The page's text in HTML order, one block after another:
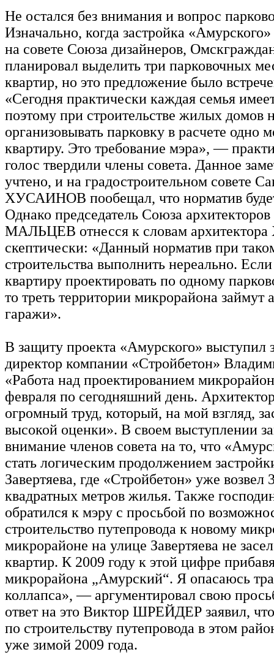
Не остался без внимания и вопрос
Изначально, когда застройка
на совете Союза дизайнеров,
планировал выделить три парковочных
квартир, но это предложение было
«Сегодня практически каждая семья
поэтому при строительстве жилых домов
организовывать парковку в расчете одно
квартиру. Это требование мэра», —
голос твердили члены совета. Данное
учтено, и на градостроительном совете
ХУСАИНОВ пообещал, что норматив
Однако председатель Союза
МАЛЬЦЕВ отнесся к словам
скептически: «Данный норматив при
строительства выполнить нереально.
квартиру проектировать по одному
то треть территории микрорайона займут
гаражи».
В защиту проекта «Амурского» выступил
директор компании «Стройбетон»
«Работа над проектированием
февраля по сегодняшний день.
огромный труд, который, на мой взгляд,
высокой оценки». В своем выступлении
внимание членов совета на то, что
стать логическим продолжением
Завертяева, где «Стройбетон» уже возвел
квадратных метров жилья. Также
обратился к мэру с просьбой по
строительство путепровода к новому
микрорайоне на улице Завертяева не
квартир. К 2009 году к этой цифре
микрорайона „Амурский“. Я опасаюсь
коллапса», — аргументировал свою
ответ на это Виктор ШРЕЙДЕР заявил,
по строительству путепровода в этом
уже зимой 2009 года.